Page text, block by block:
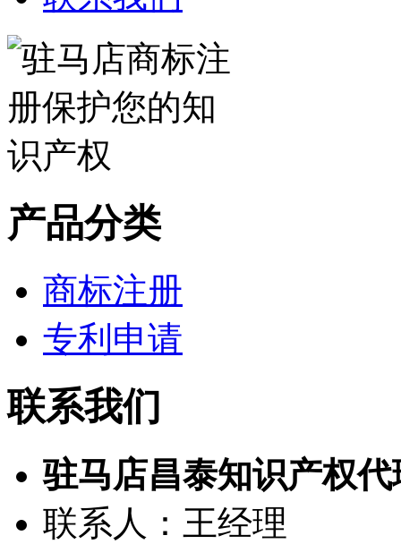
产品分类
商标注册
专利申请
联系我们
驻马店昌泰知识产权
联系人：王经理